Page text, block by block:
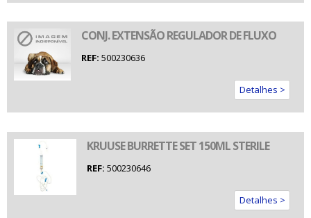
CONJ. EXTENSÃO REGULADOR DE FLUXO
REF: 500230636
Detalhes >
KRUUSE BURRETTE SET 150ML STERILE
REF: 500230646
Detalhes >